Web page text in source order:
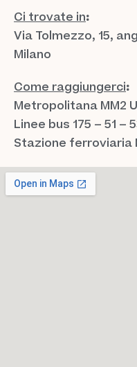
Ci trovate in:
Via Tolmezzo, 15,
Milano
Come raggiungerci:
Metropolitana MM2
Linee bus 175 – 51 –
Stazione ferroviaria